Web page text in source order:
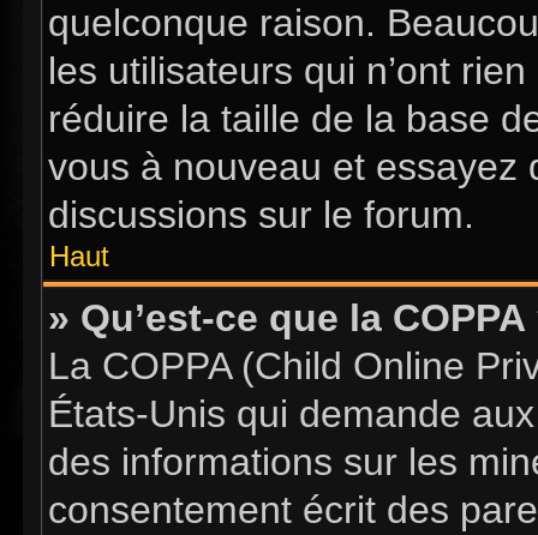
quelconque raison.
les utilisateurs qui n’ont
réduire la taille de la base
vous à nouveau et essayez
discussions sur le forum.
Haut
» Qu’est-ce que la COPPA
La COPPA (Child Online
États-Unis qui demande
des informations sur les
consentement écrit des